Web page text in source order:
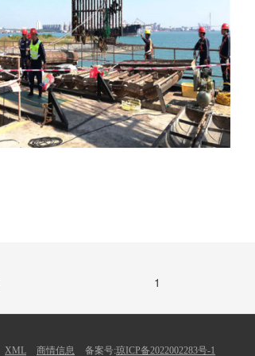
1
XML 商情信息 备案号:琼ICP备2022002283号-1